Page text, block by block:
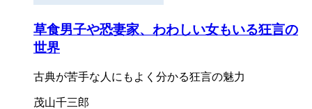
草食男子や恐妻家、わわしい女もいる狂言の
世界
古典が苦手な人にもよく分かる狂言の魅力
茂山千三郎